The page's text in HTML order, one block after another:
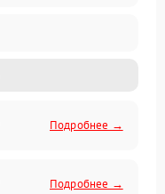
Подробнее →
Подробнее →